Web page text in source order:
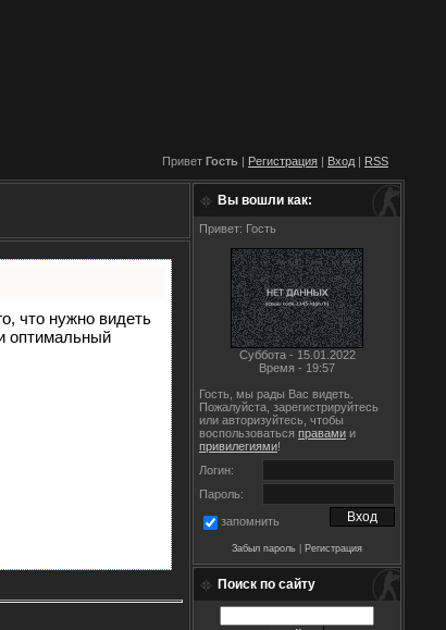
Привет Гость | Регистрация | Вход | RSS
что нужно видеть
оптимальный
Вы вошли как:
Привет: Гость
Суббота - 15.01.2022
Время - 19:57
Гость, мы рады Вас видеть.
Пожалуйста, зарегистрируйтесь
или авторизуйтесь, чтобы
воспользоваться правами и
привилегиями!
Логин:
Пароль:
запомнить
Забыл пароль Регистрация
Поиск по сайту